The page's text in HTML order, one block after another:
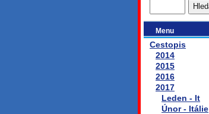
Menu
Cestopis
2014
2015
2016
2017
Leden - It
Únor - Itálie